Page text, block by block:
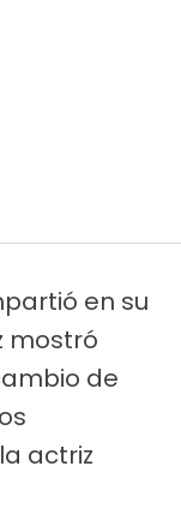
en su
mostró
de
actriz